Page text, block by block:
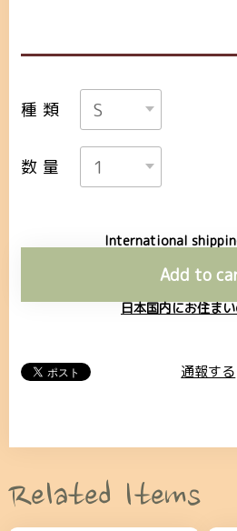
種類
数量
International
Add to
日本国内にお住ま
通報する
Related Items